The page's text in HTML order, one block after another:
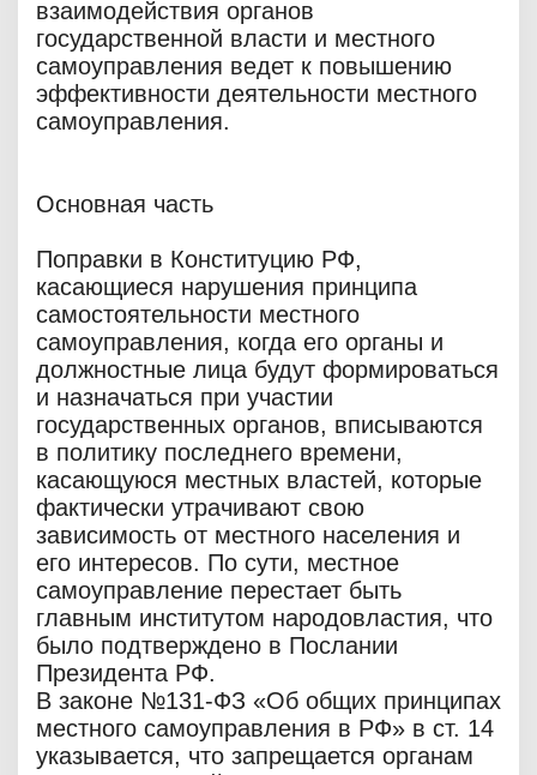
взаимодействия органов
государственной власти и местного
самоуправления ведет к повышению
эффективности деятельности местного
самоуправления.
Основная часть
Поправки в Конституцию РФ,
касающиеся нарушения принципа
самостоятельности местного
самоуправления, когда его органы и
должностные лица будут формироваться
и назначаться при участии
государственных органов, вписываются
в политику последнего времени,
касающуюся местных властей, которые
фактически утрачивают свою
зависимость от местного населения и
его интересов. По сути, местное
самоуправление перестает быть
главным институтом народовластия, что
было подтверждено в Послании
Президента РФ.
В законе №131-ФЗ «Об общих принципах
местного самоуправления в РФ» в ст. 14
указывается, что запрещается органам